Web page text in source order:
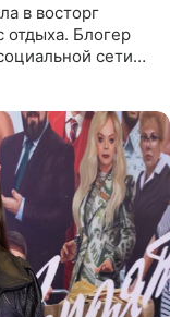
в восторг
отдыха. Блогер
сети